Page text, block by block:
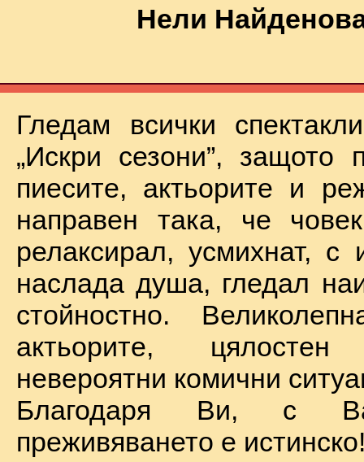
Нели
Гледам всички
„Искри сезони”, защото
пиесите, актьорите и
направен така, че
релаксирал, усмихнат, с
наслада душа, гледал
стойностно.
актьорите, цялостен
невероятни комични
Благодаря Ви, с
преживяването е